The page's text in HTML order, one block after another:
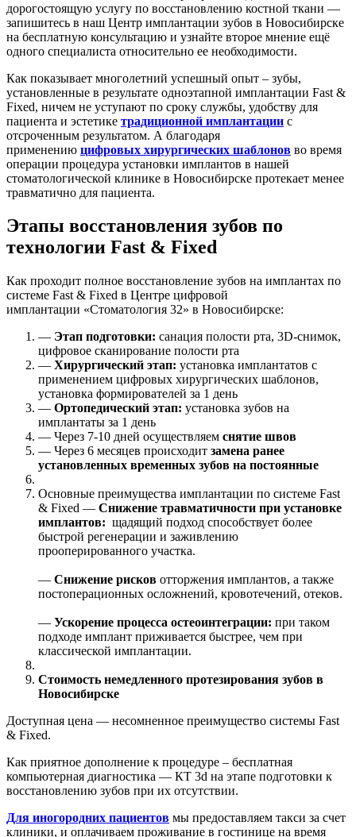
дорогостоящую услугу по восстановлению костной ткани —
запишитесь в наш Центр имплантации зубов в Новосибирске
на бесплатную консультацию и узнайте второе мнение ещё
одного специалиста относительно ее необходимости.
Как показывает многолетний успешный опыт – зубы,
установленные в результате одноэтапной имплантации Fast &
Fixed, ничем не уступают по сроку службы, удобству для
пациента и эстетике традиционной имплантации с
отсроченным результатом. А благодаря
применению цифровых хирургических шаблонов во время
операции процедура установки имплантов в нашей
стоматологической клинике в Новосибирске протекает менее
травматично для пациента.
Этапы восстановления зубов по
технологии Fast & Fixed
Как проходит полное восстановление зубов на имплантах по
системе Fast & Fixed в Центре цифровой
имплантации «Стоматология 32» в Новосибирске:
— Этап подготовки: санация полости рта, 3D-снимок,
цифровое сканирование полости рта
— Хирургический этап: установка имплантатов с
применением цифровых хирургических шаблонов,
установка формирователей за 1 день
— Ортопедический этап: установка зубов на
имплантаты за 1 день
— Через 7-10 дней осуществляем снятие швов
— Через 6 месяцев происходит замена ранее
установленных временных зубов на постоянные
Основные преимущества имплантации по системе Fast
& Fixed — Снижение травматичности при установке
имплантов: щадящий подход способствует более
быстрой регенерации и заживлению
прооперированного участка.
— Снижение рисков отторжения имплантов, а также
постоперационных осложнений, кровотечений, отеков.
— Ускорение процесса остеоинтеграции: при таком
подходе имплант приживается быстрее, чем при
классической имплантации.
Стоимость немедленного протезирования зубов в
Новосибирске
Доступная цена — несомненное преимущество системы Fast
& Fixed.
Как приятное дополнение к процедуре – бесплатная
компьютерная диагностика — КТ 3d на этапе подготовки к
восстановлению зубов при их отсутствии.
Для иногородних пациентов мы предоставляем такси за счет
клиники, и оплачиваем проживание в гостинице на время